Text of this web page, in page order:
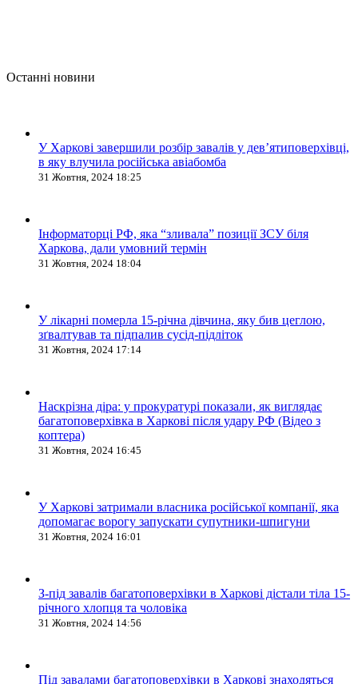
Останні новини
У Харкові завершили розбір завалів у дев’ятиповерхівці,
в яку влучила російська авіабомба
31 Жовтня, 2024 18:25
Інформаторці РФ, яка “зливала” позиції ЗСУ біля
Харкова, дали умовний термін
31 Жовтня, 2024 18:04
У лікарні померла 15-річна дівчина, яку бив цеглою,
зґвалтував та підпалив сусід-підліток
31 Жовтня, 2024 17:14
Наскрізна діра: у прокуратурі показали, як виглядає
багатоповерхівка в Харкові після удару РФ (Відео з
коптера)
31 Жовтня, 2024 16:45
У Харкові затримали власника російської компанії, яка
допомагає ворогу запускати супутники-шпигуни
31 Жовтня, 2024 16:01
З-під завалів багатоповерхівки в Харкові дістали тіла 15-
річного хлопця та чоловіка
31 Жовтня, 2024 14:56
Під завалами багатоповерхівки в Харкові знаходяться